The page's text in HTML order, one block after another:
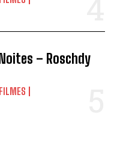
– Roschdy